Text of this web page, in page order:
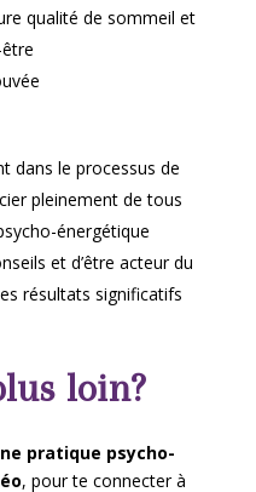
qualité de sommeil et
dans le processus de
pleinement de tous
énergétique
et d’être acteur du
résultats significatifs
loin?
pratique psycho-
, pour te connecter à